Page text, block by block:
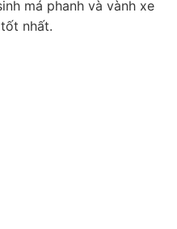
má phanh và vành xe
nhất.